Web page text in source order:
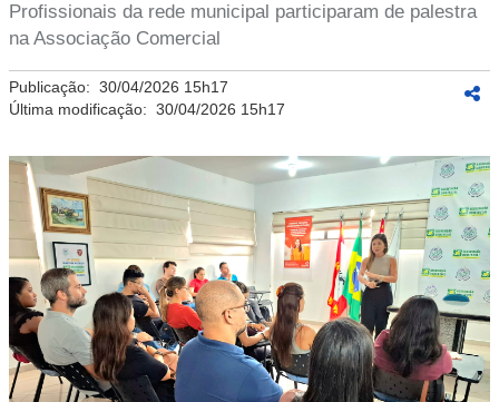
Profissionais da rede municipal participaram de palestra
na Associação Comercial
Publicação: 30/04/2026 15h17
Última modificação: 30/04/2026 15h17